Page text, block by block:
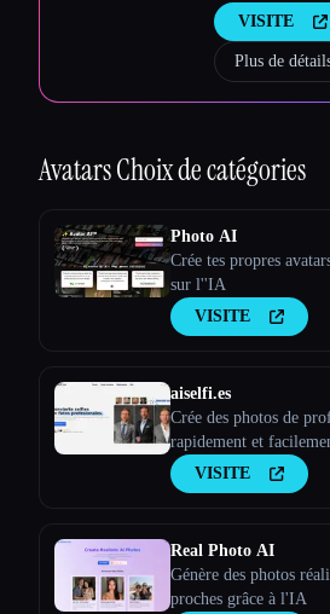
des vidéos
VISITE
Plus de
AvatarsChoix de catégories
Photo AI
Crée tes propres
sur l''IA
VISITE
aiselfi.es
Crée des photos de
rapidement et
pour créer des photos
personnalisées et
VISITE
Real Photo AI
Génère des photos
proches grâce à l'IA